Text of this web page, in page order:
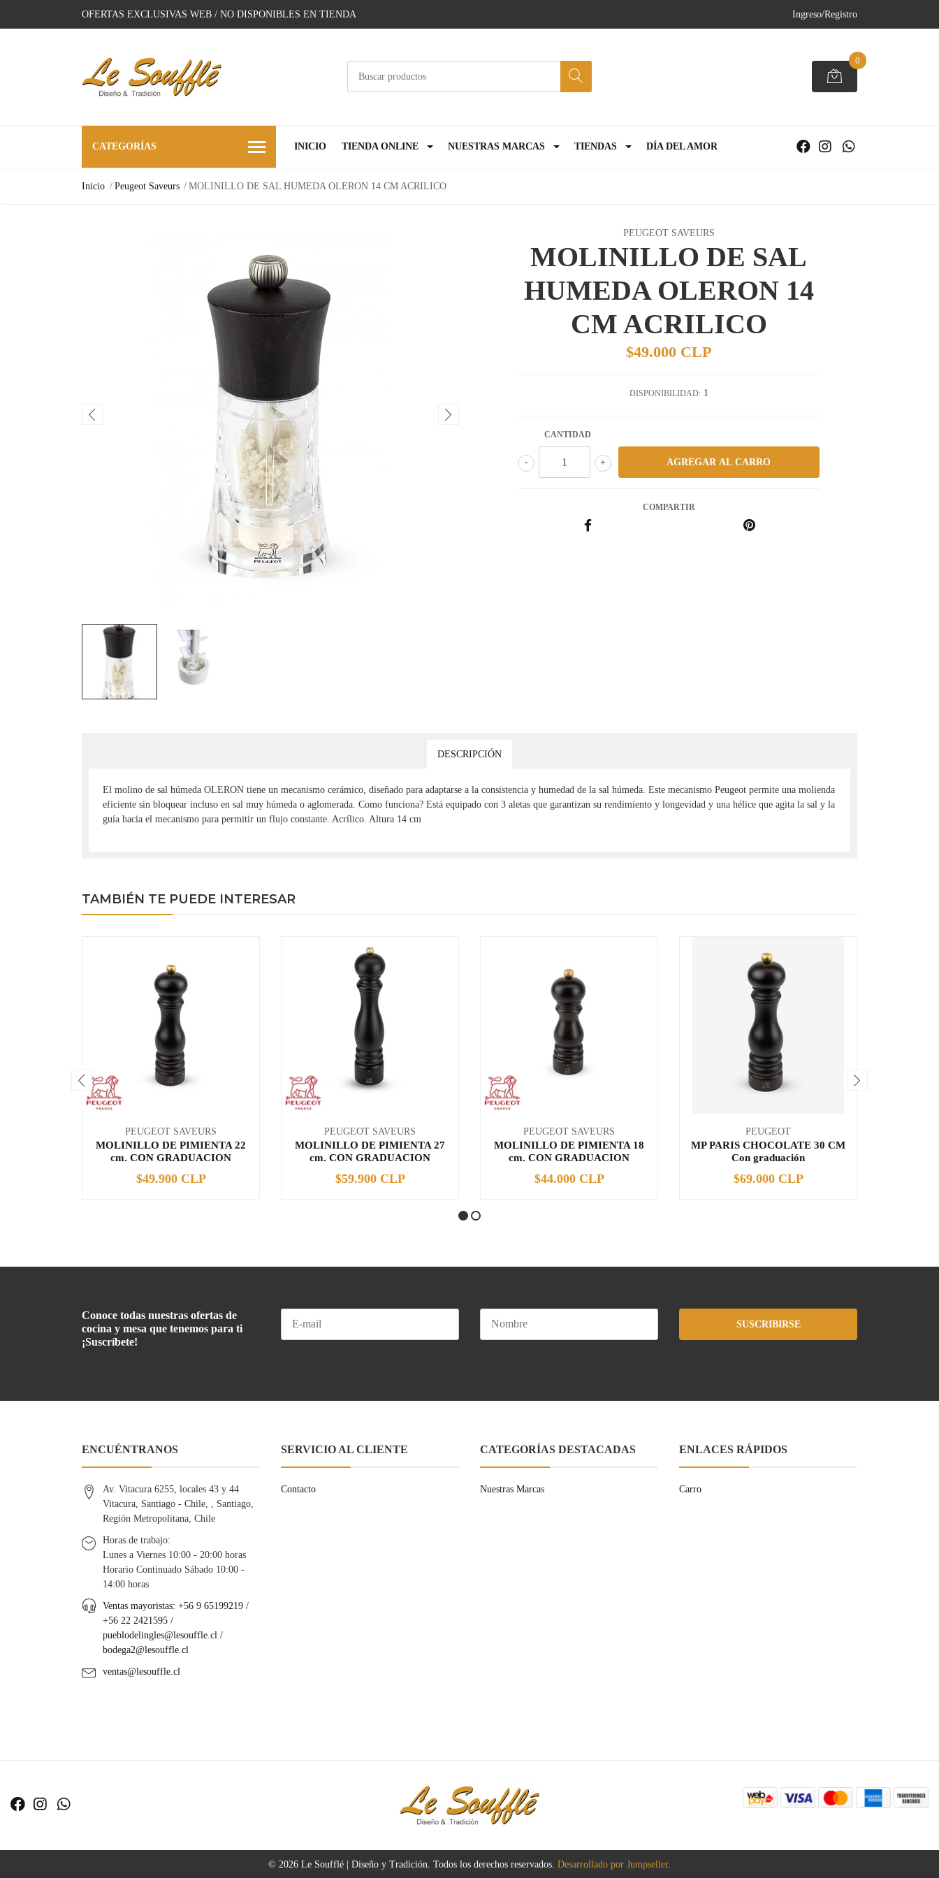
OFERTAS EXCLUSIVAS WEB / NO DISPONIBLES EN TIENDA Ingreso/Registro
0
CATEGORÍAS INICIO TIENDA ONLINE NUESTRAS MARCAS TIENDAS DÍA DEL AMOR
Inicio Peugeot Saveurs MOLINILLO DE SAL HUMEDA OLERON 14 CM ACRILICO
PEUGEOT SAVEURS
MOLINILLO DE SAL
HUMEDA OLERON 14
CM ACRILICO
$49.000 CLP
DISPONIBILIDAD: 1
CANTIDAD
+
-
COMPARTIR
DESCRIPCIÓN
El molino de sal húmeda OLERON tiene un mecanismo cerámico, diseñado para adaptarse a la consistencia y humedad de la sal húmeda. Este mecanismo Peugeot permite una molienda
eficiente sin bloquear incluso en sal muy húmeda o aglomerada. Como funciona? Está equipado con 3 aletas que garantizan su rendimiento y longevidad y una hélice que agita la sal y la
guía hacia el mecanismo para permitir un flujo constante. Acrílico. Altura 14 cm
TAMBIÉN TE PUEDE INTERESAR
PEUGEOT SAVEURS
MOLINILLO DE PIMIENTA 22
cm. CON GRADUACION
+
$49.900 CLP
PEUGEOT SAVEURS
MOLINILLO DE PIMIENTA 27
cm. CON GRADUACION
+
$59.900 CLP
PEUGEOT SAVEURS
MOLINILLO DE PIMIENTA 18
cm. CON GRADUACION
+
$44.000 CLP
PEUGEOT
MP PARIS CHOCOLATE 30 CM
Con graduación
+
$69.000 CLP
Conoce todas nuestras ofertas de
cocina y mesa que tenemos para ti
¡Suscríbete!
SUSCRIBIRSE
ENCUÉNTRANOS
Av. Vitacura 6255, locales 43 y 44
Vitacura, Santiago - Chile, , Santiago,
Región Metropolitana, Chile
Horas de trabajo:
Lunes a Viernes 10:00 - 20:00 horas
Horario Continuado Sábado 10:00 -
14:00 horas
Ventas mayoristas: +56 9 65199219 /
+56 22 2421595 /
pueblodelingles@lesouffle.cl /
bodega2@lesouffle.cl
ventas@lesouffle.cl
SERVICIO AL CLIENTE
Contacto
CATEGORÍAS DESTACADAS
Nuestras Marcas
ENLACES RÁPIDOS
Carro
© 2026 Le Soufflé | Diseño y Tradición. Todos los derechos reservados. Desarrollado por Jumpseller.